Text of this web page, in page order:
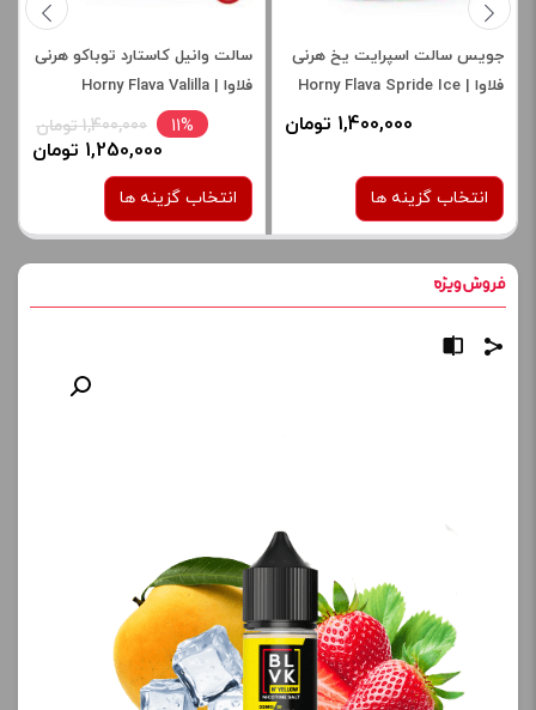
جویس سالت اسپرایت یخ هرنی
فلاوا | Horny Flava Spride Ice
1,400,000 تومان
انتخاب گزینه ها
نیکوتین:
آخرین بروزرسانی
قیمت: 20 ساعت پیش
سالت وانیل کاستارد توباکو هرنی
فلاوا | Horny Flava Valilla
Custard Tobacco salt
11% 1,400,000 تومان
1,250,000 تومان
انتخاب گزینه ها
کنید.
آخرین بروزرسانی
قیمت: 23 ساعت پیش